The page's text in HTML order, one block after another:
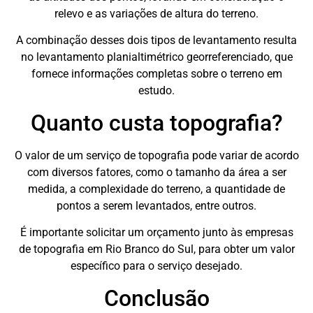
relevo e as variações de altura do terreno.
A combinação desses dois tipos de levantamento resulta
no levantamento planialtimétrico georreferenciado, que
fornece informações completas sobre o terreno em
estudo.
Quanto custa topografia?
O valor de um serviço de topografia pode variar de acordo
com diversos fatores, como o tamanho da área a ser
medida, a complexidade do terreno, a quantidade de
pontos a serem levantados, entre outros.
É importante solicitar um orçamento junto às empresas
de topografia em Rio Branco do Sul, para obter um valor
específico para o serviço desejado.
Conclusão